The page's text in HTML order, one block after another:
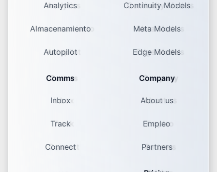
Analytics
Almacenamiento
Autopilot
Comms
Inbox
Track
Connect
Continuity Models
Meta Models
Edge Models
Company
About us
Empleo
Partners